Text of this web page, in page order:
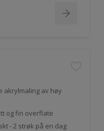
akrylmaling av høy
og fin overflate
- 2 strøk på en dag